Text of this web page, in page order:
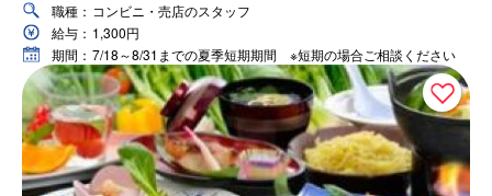
職種： コンビニ・売店のスタッフ
給与： 1,300円
期間： 7/18～8/31までの夏季短期期間 ※短期の場合ご相談ください